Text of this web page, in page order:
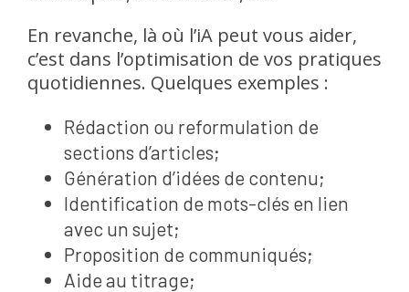
En revanche, là où l’iA peut vous aider,
c’est dans l’optimisation de vos pratiques
quotidiennes. Quelques exemples :
Rédaction ou reformulation de
sections d’articles;
Génération d’idées de contenu;
Identification de mots-clés en lien
avec un sujet;
Proposition de communiqués;
Aide au titrage;